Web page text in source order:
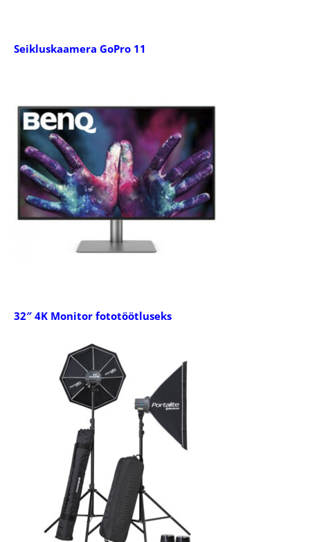
Seikluskaamera GoPro 11
32″ 4K Monitor fototöötluseks